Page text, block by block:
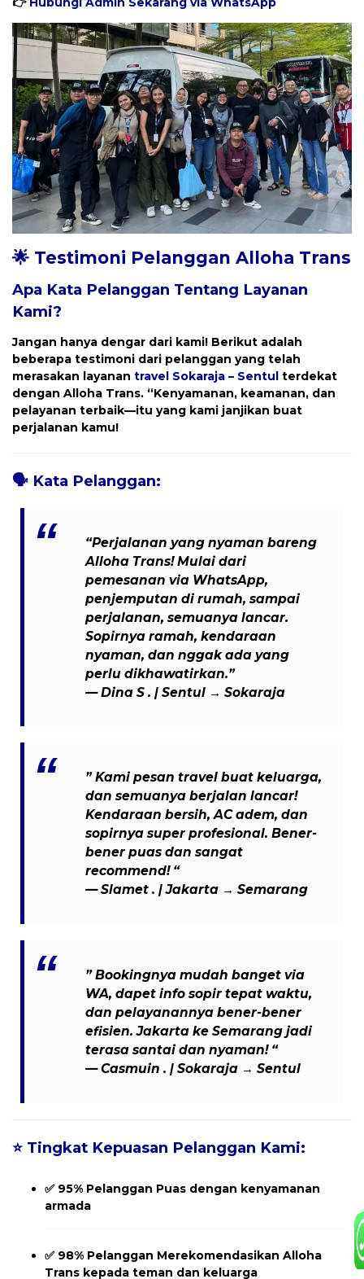
🌟 Testimoni Pelanggan Alloha Trans
Apa Kata Pelanggan Tentang Layanan
Kami?
Jangan hanya dengar dari kami! Berikut adalah
beberapa testimoni dari pelanggan yang telah
merasakan layanan travel Sokaraja – Sentul terdekat
dengan Alloha Trans. “Kenyamanan, keamanan, dan
pelayanan terbaik—itu yang kami janjikan buat
perjalanan kamu!
🗣️ Kata Pelanggan:
“Perjalanan yang nyaman bareng
Alloha Trans! Mulai dari
pemesanan via WhatsApp,
penjemputan di rumah, sampai
perjalanan, semuanya lancar.
Sopirnya ramah, kendaraan
nyaman, dan nggak ada yang
perlu dikhawatirkan.”
—Dina S . | Sentul → Sokaraja
” Kami pesan travel buat keluarga,
dan semuanya berjalan lancar!
Kendaraan bersih, AC adem, dan
sopirnya super profesional. Bener-
bener puas dan sangat
recommend! “
— Slamet . | Jakarta → Semarang
” Bookingnya mudah banget via
WA, dapet info sopir tepat waktu,
dan pelayanannya bener-bener
efisien. Jakarta ke Semarang jadi
terasa santai dan nyaman! “
— Casmuin . | Sokaraja → Sentul
⭐ Tingkat Kepuasan Pelanggan Kami:
✅ 95% Pelanggan Puas dengan kenyamanan
armada
✅ 98% Pelanggan Merekomendasikan Alloha
Trans kepada teman dan keluarga